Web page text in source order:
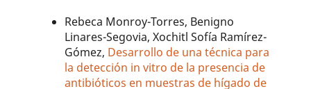
Rebeca Monroy-Torres, Benigno
Linares-Segovia, Xochitl Sofía Ramírez-
Gómez, Desarrollo de una técnica para
la detección in vitro de la presencia de
antibióticos en muestras de hígado de